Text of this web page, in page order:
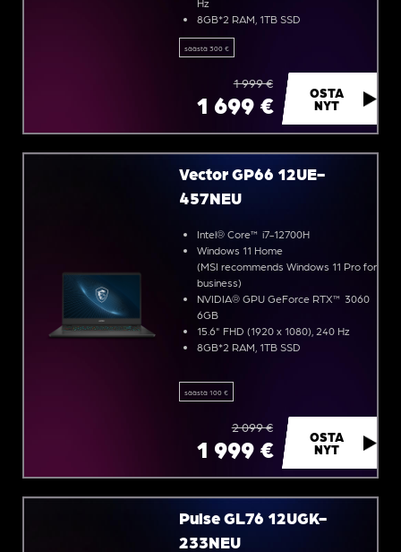
Hz
8GB*2 RAM, 1TB SSD
säästä 300 €
1 999 €
1 699 €
OSTA
NYT
Vector GP66 12UE-
457NEU
Intel® Core™ i7-12700H
Windows 11 Home
(MSI recommends Windows 11 Pro for
business)
NVIDIA® GPU GeForce RTX™ 3060
6GB
15.6" FHD (1920 x 1080), 240 Hz
8GB*2 RAM, 1TB SSD
säästä 100 €
2 099 €
1 999 €
OSTA
NYT
Pulse GL76 12UGK-
233NEU